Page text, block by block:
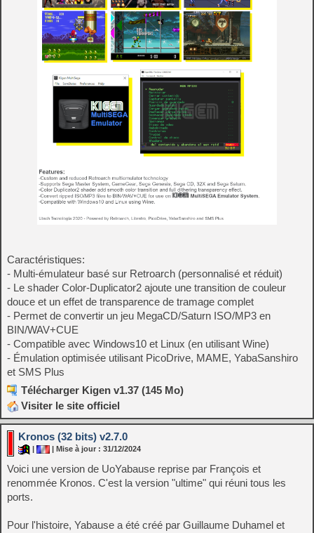
Caractéristiques:
- Multi-émulateur basé sur Retroarch (personnalisé et réduit)
- Le shader Color-Duplicator2 ajoute une transition de couleur
douce et un effet de transparence de tramage complet
- Permet de convertir un jeu MegaCD/Saturn ISO/MP3 en
BIN/WAV+CUE
- Compatible avec Windows10 et Linux (en utilisant Wine)
- Émulation optimisée utilisant PicoDrive, MAME, YabaSanshiro
et SMS Plus
Télécharger Kigen v1.37 (145 Mo)
Visiter le site officiel
Kronos (32 bits) v2.7.0
| Mise à jour : 31/12/2024
Voici une version de UoYabause reprise par François et
renommée Kronos. C'est la version "ultime" qui réuni tous les
ports.
Pour l'histoire, Yabause a été créé par Guillaume Duhamel et